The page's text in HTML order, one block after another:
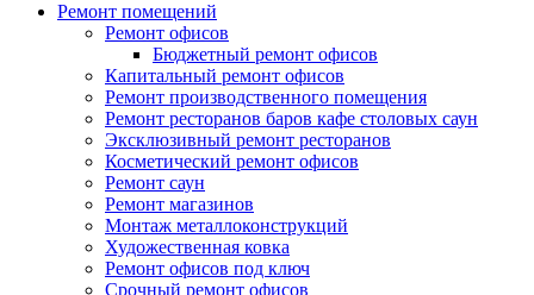
Ремонт помещений
Ремонт офисов
Бюджетный ремонт офисов
Капитальный ремонт офисов
Ремонт производственного помещения
Ремонт ресторанов баров кафе столовых саун
Эксклюзивный ремонт ресторанов
Косметический ремонт офисов
Ремонт саун
Ремонт магазинов
Монтаж металлоконструкций
Художественная ковка
Ремонт офисов под ключ
Срочный ремонт офисов